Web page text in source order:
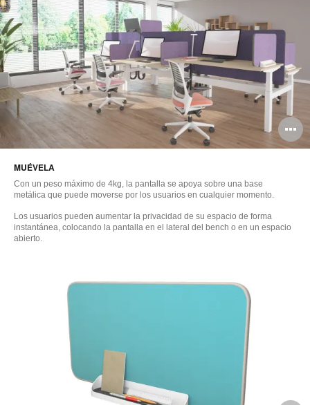
MUÉVELA
Con un peso máximo de 4kg, la pantalla se apoya sobre una base
metálica que puede moverse por los usuarios en cualquier momento.
Los usuarios pueden aumentar la privacidad de su espacio de forma
instantánea, colocando la pantalla en el lateral del bench o en un espacio
abierto.